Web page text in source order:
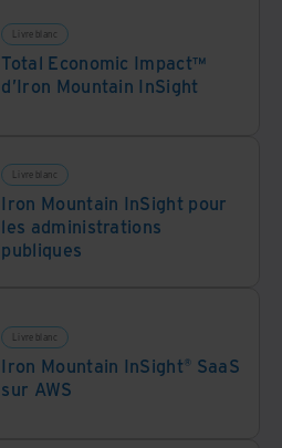
avantages stratégiques
Livre blanc
Total Economic Impact™
d’Iron Mountain InSight
Livre blanc
Iron Mountain InSight pour
les administrations
publiques
Livre blanc
Iron Mountain InSight® SaaS
sur AWS